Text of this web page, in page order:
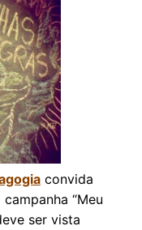
convida
“Meu
ser vista